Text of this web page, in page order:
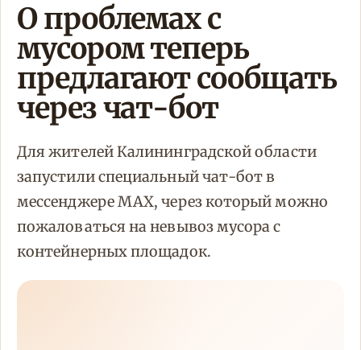
О проблемах с
мусором теперь
предлагают сообщать
через чат-бот
Для жителей Калининградской области
запустили специальный чат-бот в
мессенджере MAX, через который можно
пожаловаться на невывоз мусора с
контейнерных площадок.